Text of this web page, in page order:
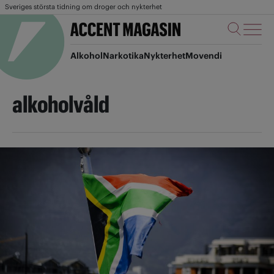
Sveriges största tidning om droger och nykterhet
AlkoholNarkotikaNykterhetMovendi
alkoholvåld